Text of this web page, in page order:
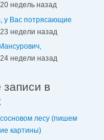
недель назад
у Вас потрясающие
недели назад
недели назад
в
лесу (пишем
картины)